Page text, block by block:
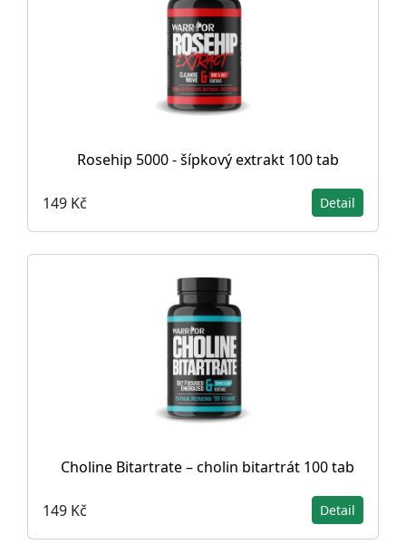
Rosehip 5000 - šípkový extrakt 100 tab
149 Kč Detail
Choline Bitartrate – cholin bitartrát 100 tab
149 Kč Detail